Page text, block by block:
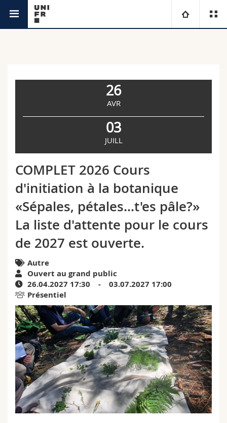
Université
Sciences économiques et sociales et management
Sciences de l'éducation et de la formation
Interfacultaire
Etudiants
Chercheurs
Doctorants
Annuaire du personnel
Bibliothèques
Programme des cours
MyUnifr
26
AVR
03
JUILL
COMPLET 2026 Cours
d'initiation à la botanique
«Sépales, pétales...t'es pâle?»
La liste d'attente pour le cours
de 2027 est ouverte.
Autre
Ouvert au grand public
26.04.2027 17:30 - 03.07.2027 17:00
Présentiel